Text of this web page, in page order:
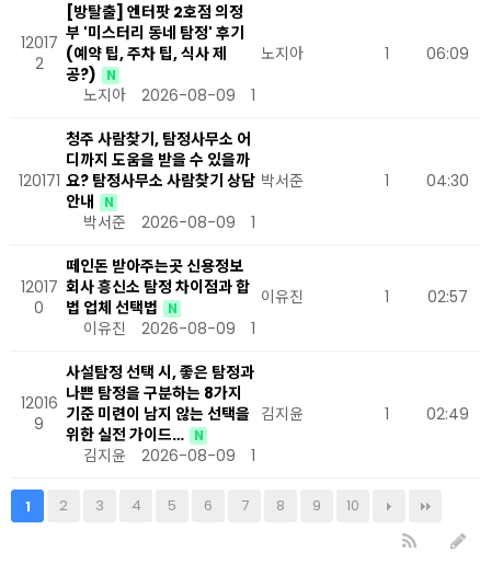
12017
2
​[방탈출] 엔터팟 2호점 의정
부 '미스터리 동네 탐정' 후기
(예약 팁, 주차 팁, 식사 제
공?)
N
노지아 2026-08-09 1
노지아 1 06:09
120171
청주 사람찾기, 탐정사무소 어
디까지 도움을 받을 수 있을까
요? 탐정사무소 사람찾기 상담
안내
N
박서준 2026-08-09 1
박서준 1 04:30
12017
0
떼인돈 받아주는곳 신용정보
회사 흥신소 탐정 차이점과 합
법 업체 선택법
N
이유진 2026-08-09 1
이유진 1 02:57
12016
9
사설탐정 선택 시, 좋은 탐정과
나쁜 탐정을 구분하는 8가지
기준 미련이 남지 않는 선택을
위한 실전 가이드…
N
김지윤 2026-08-09 1
김지윤 1 02:49
1 2 3 4 5 6 7 8 9 10